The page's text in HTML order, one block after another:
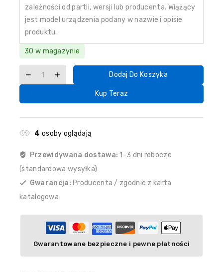
zależności od partii, wersji lub producenta. Wiążący
jest model urządzenia podany w nazwie i opisie
produktu.
30 w magazynie
Dodaj Do Koszyka
Kup Teraz
4 osoby oglądają
Przewidywana dostawa: 1-3 dni robocze
(standardowa wysyłka)
Gwarancja: Producenta / zgodnie z karta
katalogowa
Gwarantowane bezpieczne i pewne płatności